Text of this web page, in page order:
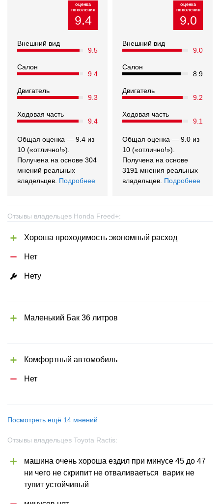
оценка
поколения
9.4
Внешний вид
9.5
Салон
9.4
Двигатель
9.3
Ходовая часть
9.4
Общая оценка — 9.4 из
10 («отлично!»).
Получена на основе 304
мнений реальных
владельцев. Подробнее
оценка
поколения
9.0
Внешний вид
9.0
Салон
8.9
Двигатель
9.2
Ходовая часть
9.1
Общая оценка — 9.0 из
10 («отлично!»).
Получена на основе
3191 мнения реальных
владельцев. Подробнее
Отзывы владельцев Honda Freed+:
Хороша проходимость экономный расход
Нет
Нету
Маленький Бак 36 литров
Комфортный автомобиль
Нет
Посмотреть ещё 14 мнений
Отзывы владельцев Toyota Ractis:
машина очень хороша ездил при минусе 45 до 47
ни чего не скрипит не отваливаеться  варик не
тупит устойчивый